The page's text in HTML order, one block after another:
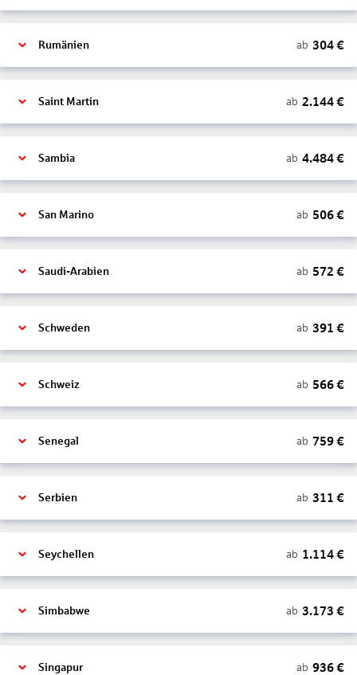
Rumänien ab 304€
Saint Martin ab 2.144€
Sambia ab 4.484€
San Marino ab 506€
Saudi-Arabien ab 572 €
Schweden ab 391 €
Schweiz ab 566€
Senegal ab 759€
Serbien ab 311 €
Seychellen ab 1.114€
Simbabwe ab 3.173 €
Singapur ab 936€